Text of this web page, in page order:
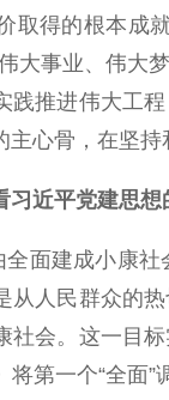
取得的根本成
大事业、伟大
践推进伟大工
心骨，在坚
习近平党建思
面建成小康社
从人民群众的
社会。这一目
第一个“全面